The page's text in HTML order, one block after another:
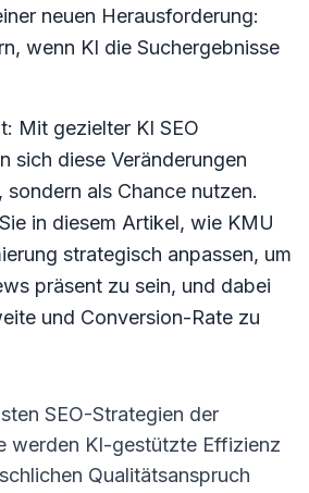
neuen Herausforderung:
wenn KI die Suchergebnisse
Mit gezielter KI SEO
sich diese Veränderungen
sondern als Chance nutzen.
in diesem Artikel, wie KMU
strategisch anpassen, um
präsent zu sein, und dabei
und Conversion-Rate zu
SEO-Strategien der
werden KI-gestützte Effizienz
Qualitätsanspruch